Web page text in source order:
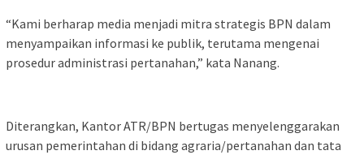
“Kami berharap media menjadi mitra strategis BPN dalam
menyampaikan informasi ke publik, terutama mengenai
prosedur administrasi pertanahan,” kata Nanang.
Diterangkan, Kantor ATR/BPN bertugas menyelenggarakan
urusan pemerintahan di bidang agraria/pertanahan dan tata